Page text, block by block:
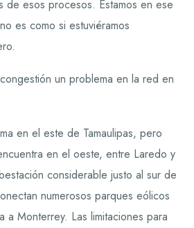
de esos procesos. Estamos en ese
es como si estuviéramos
un problema en la red en
en el este de Tamaulipas, pero
en el oeste, entre Laredo y
considerable justo al sur de
numerosos parques eólicos
a Monterrey. Las limitaciones para